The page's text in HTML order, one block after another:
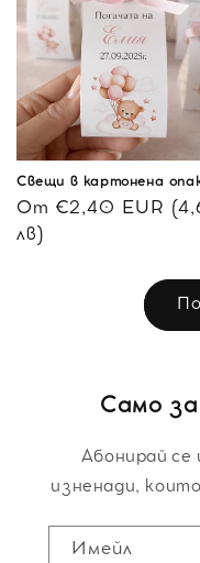
Свещи в картонена
Обичайна
цена
От €2,40 EUR
лв)
Само
Абонирай се
изненади,
Имейл